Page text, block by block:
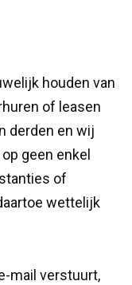
houden van
of leasen
derden en wij
geen enkel
of
wettelijk
mail verstuurt,